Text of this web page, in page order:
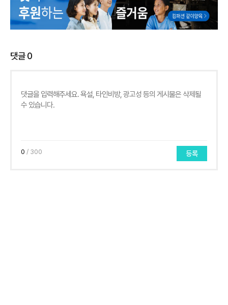
댓글0
0 / 300 등록